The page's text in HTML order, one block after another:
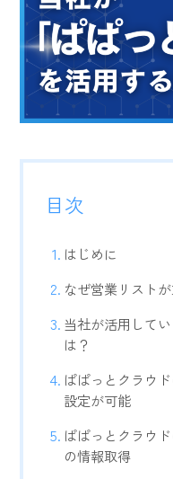
目次
はじめに
なぜ営業リスト
当社が活用して
は？
ぱぱっとクラウ
設定が可能
ぱぱっとクラウ
の情報取得